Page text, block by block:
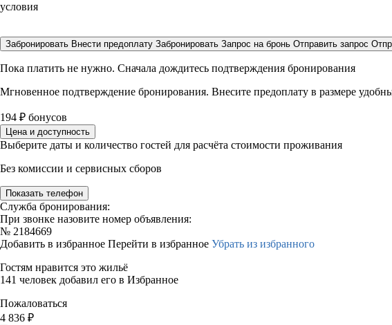
условия
Забронировать Внести предоплату Забронировать Запрос на бронь Отправить запрос
Пока платить не нужно. Сначала дождитесь подтверждения бронирования
Мгновенное подтверждение бронирования. Внесите предоплату в размере
194 ₽ бонусов
Цена и доступность
Выберите даты и количество гостей для расчёта стоимости проживания
Без комиссии и сервисных сборов
Показать телефон
Служба бронирования:
При звонке назовите номер объявления:
№ 2184669
Добавить в избранное Перейти в избранное Убрать из избранного
Гостям нравится это жильё
141 человек добавил его в Избранное
Пожаловаться
4 836 ₽